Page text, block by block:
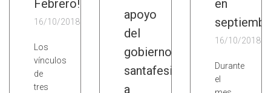
Febrero!
16/10/2018
Los
vínculos
de
tres
apoyo
del
gobierno
santafesino
a
en
16/10/2018
Durante
el